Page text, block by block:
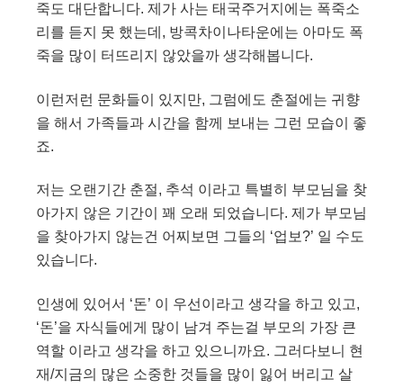
죽도 대단합니다. 제가 사는 태국주거지에는 폭죽소
리를 듣지 못 했는데, 방콕차이나타운에는 아마도 폭
죽을 많이 터뜨리지 않았을까 생각해봅니다.
이런저런 문화들이 있지만, 그럼에도 춘절에는 귀향
을 해서 가족들과 시간을 함께 보내는 그런 모습이 좋
죠.
저는 오랜기간 춘절, 추석 이라고 특별히 부모님을 찾
아가지 않은 기간이 꽤 오래 되었습니다. 제가 부모님
을 찾아가지 않는건 어찌보면 그들의 ‘업보?’ 일 수도
있습니다.
인생에 있어서 ‘돈’ 이 우선이라고 생각을 하고 있고,
‘돈’을 자식들에게 많이 남겨 주는걸 부모의 가장 큰
역할 이라고 생각을 하고 있으니까요. 그러다보니 현
재/지금의 많은 소중한 것들을 많이 잃어 버리고 살